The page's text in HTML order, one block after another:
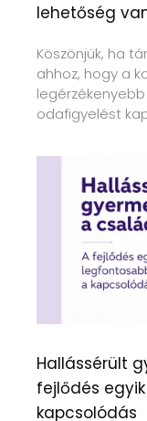
lehetőség
Köszönjük, ha
ahhoz, hogy a
odafigyelést
Hallássérült
fejlődés
kapcsolódás